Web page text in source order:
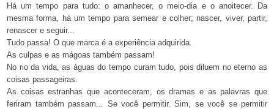
Há um tempo para tudo: o amanhecer, o meio-dia e o anoitecer. Da
mesma forma, há um tempo para semear e colher; nascer, viver, partir,
renascer e seguir...
Tudo passa! O que marca é a experiência adquirida.
As culpas e as mágoas também passam!
No rio da vida, as águas do tempo curam tudo, pois diluem no eterno as
coisas passageiras.
As coisas estranhas que aconteceram, os dramas e as palavras que
feriram também passam... Se você permitir. Sim, se você se permitir